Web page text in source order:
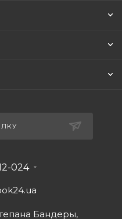
024
Бандеры,